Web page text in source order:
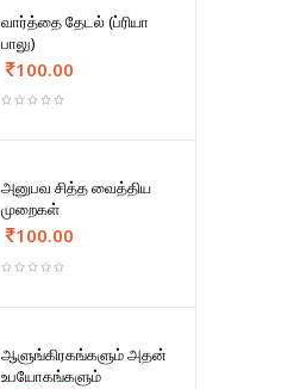
வார்த்தை தேடல் (ப்ரியா
பாலு)
100.00
அனுபவ சித்த வைத்திய
முறைகள்
100.00
ஆளுங்கிரகங்களும் அதன்
உபயோகங்களும்